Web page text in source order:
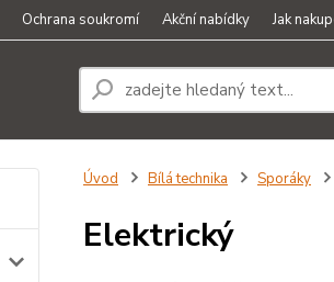
Ochrana soukromí Akční nabídky Jak
Úvod Bílá technika Sporáky
Elektrický